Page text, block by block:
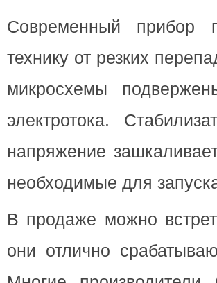
Современный прибор
технику от резких
микросхемы
электротока.
напряжение
необходимые для
В продаже можно
они отлично